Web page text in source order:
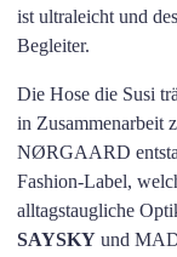
ist ultraleicht und
Begleiter.
Die Hose die Susi
in Zusammenarbeit
NØRGAARD
Fashion-Label,
alltagstaugliche
SAYSKY und